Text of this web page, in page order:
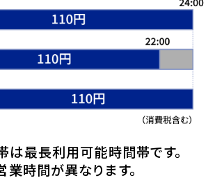
は最長利用可能時間帯です。
時間が異なります。